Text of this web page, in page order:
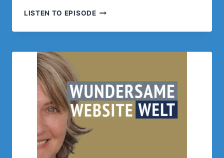
LISTEN TO EPISODEDIE
FOTOS
WELCHE
WAS
MUSS
ICH
BEACHTEN.